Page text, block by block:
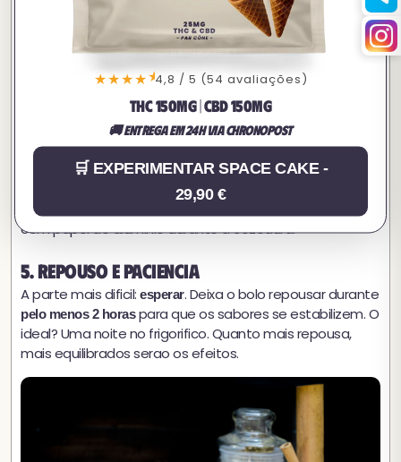
lisa, elastica, ligeiramente espessa
, mas
nao seca. Adiciona um fio de leite se parecer demasiado
compacta.
Pre-aquece o forno a160 graus C.
Deita a massa numa forma untada ou forrada.
Assa durante40 a 50 minutos . Insere uma faca: deve
sair limpa, sem massa crua.
Se a parte de cima alourar demasiado depressa, cobre
com papel de aluminio durante a cozedura.
5. Repouso e paciencia
A parte mais dificil: esperar. Deixa o bolo repousar durante
pelo menos 2 horaspara que os sabores se estabilizem. O
ideal? Uma noite no frigorifico. Quanto mais repousa,
mais equilibrados serao os efeitos.
★★★★★4,8 / 5 (54 avaliações)
THC 150MG | CBD 150MG
🚚 Entrega em 24h via Chronopost
🛒 EXPERIMENTAR SPACE CAKE -
29,90 €